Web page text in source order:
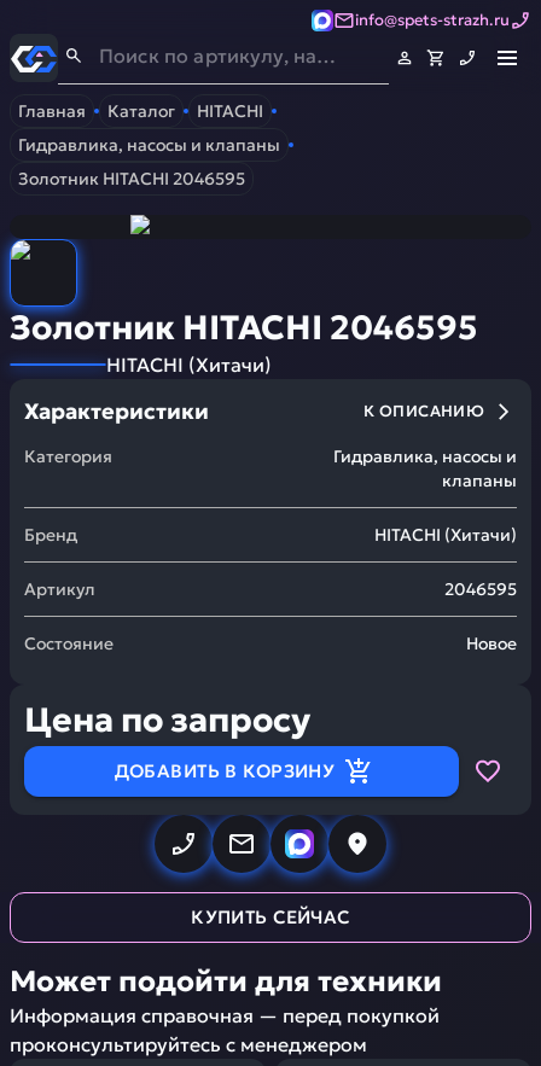
info@spets-strazh.ru
Спец-Страж- Запчасти для спецтехники
Главная Каталог
HITACHI
Гидравлика, насосы и клапаны
Золотник HITACHI 2046595
Золотник HITACHI 2046595
HITACHI (Хитачи)
Характеристики К ОПИСАНИЮ
Категория
Гидравлика, насосы и
клапаны
Бренд HITACHI (Хитачи)
Артикул 2046595
Состояние Новое
Цена по запросу
ДОБАВИТЬ В КОРЗИНУ
КУПИТЬ СЕЙЧАС
Может подойти для техники
Информация справочная — перед покупкой
проконсультируйтесь с менеджером